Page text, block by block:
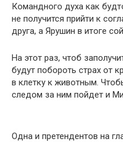
Командного духа как
не получится прийти к
друга, а Ярушин в итоге
На этот раз, чтоб
будут побороть страх от
в клетку к животным.
следом за ним пойдет и
Одна и претендентов на